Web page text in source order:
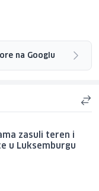
na Googlu
zasuli teren i
u Luksemburgu